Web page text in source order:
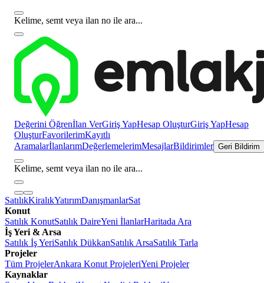
Kelime, semt veya ilan no ile ara...
Değerini Öğrenİlan VerGiriş YapHesap OluşturGiriş YapHesap
OluşturFavorilerimKayıtlı
AramalarİlanlarımDeğerlemelerimMesajlarBildirimler Geri Bildirim
Kelime, semt veya ilan no ile ara...
SatılıkKiralıkYatırımDanışmanlarSat
Konut
Satılık KonutSatılık DaireYeni İlanlarHaritada Ara
İş Yeri & Arsa
Satılık İş YeriSatılık DükkanSatılık ArsaSatılık Tarla
Projeler
Tüm ProjelerAnkara Konut ProjeleriYeni Projeler
Kaynaklar